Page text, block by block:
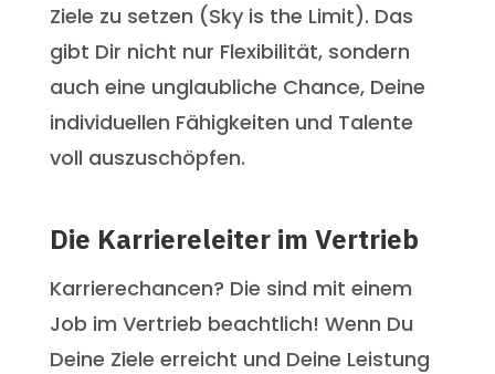
Ziele zu setzen (Sky is the Limit). Das
gibt Dir nicht nur Flexibilität, sondern
auch eine unglaubliche Chance, Deine
individuellen Fähigkeiten und Talente
voll auszuschöpfen.
Die Karriereleiter im Vertrieb
Karrierechancen? Die sind mit einem
Job im Vertrieb beachtlich! Wenn Du
Deine Ziele erreicht und Deine Leistung